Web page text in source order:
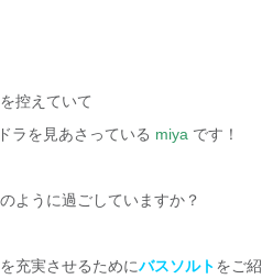
控えていて
ラを見あさっている miya です！
ように過ごしていますか？
充実させるためにバスソルトをご